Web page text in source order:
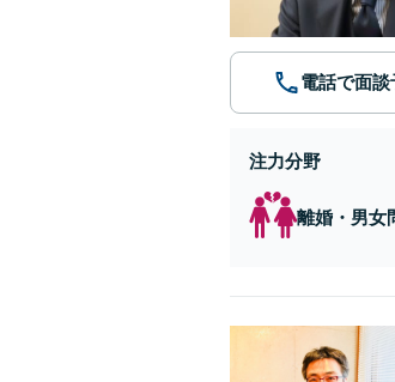
電話で面談
注力分野
離婚・男女